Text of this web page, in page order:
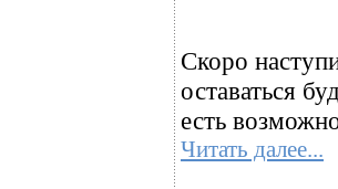
Скоро
оставаться
есть
Читать далее...